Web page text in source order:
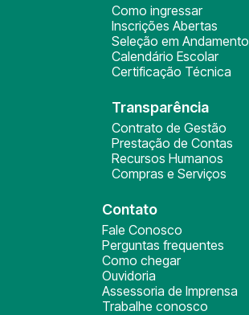
Como ingressar
Inscrições Abertas
Seleção em Andamento
Calendário Escolar
Certificação Técnica
Transparência
Contrato de Gestão
Prestação de Contas
Recursos Humanos
Compras e Serviços
Contato
Fale Conosco
Perguntas frequentes
Como chegar
Ouvidoria
Assessoria de Imprensa
Trabalhe conosco